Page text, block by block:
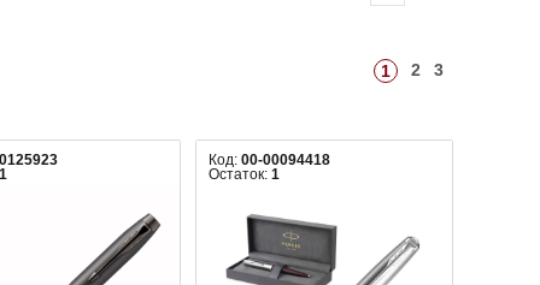
1 2 3
Код: 00-00094418
Остаток: 1